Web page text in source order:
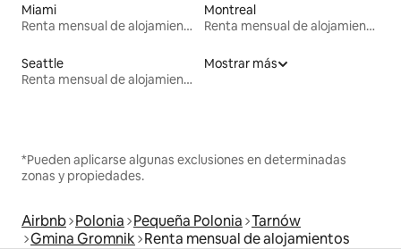
Miami
Renta mensual de alojamientos
Montreal
Renta mensual de alojamientos
Seattle
Renta mensual de alojamientos
Mostrar más
*Pueden aplicarse algunas exclusiones en determinadas
zonas y propiedades.
Airbnb Polonia Pequeña Polonia Tarnów
Gmina Gromnik Renta mensual de alojamientos